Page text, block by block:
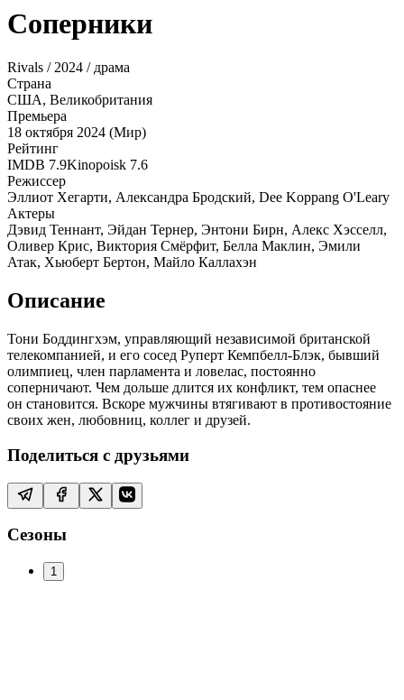
Соперники
Rivals / 2024 / драма
Страна
США, Великобритания
Премьера
18 октября 2024 (Мир)
Рейтинг
IMDB 7.9Kinopoisk 7.6
Режиссер
Эллиот Хегарти, Александра Бродский, Dee Koppang O'Leary
Актеры
Дэвид Теннант, Эйдан Тернер, Энтони Бирн, Алекс Хэсселл,
Оливер Крис, Виктория Смёрфит, Белла Маклин, Эмили
Атак, Хьюберт Бертон, Майло Каллахэн
Описание
Тони Боддингхэм, управляющий независимой британской
телекомпанией, и его сосед Руперт Кемпбелл-Блэк, бывший
олимпиец, член парламента и ловелас, постоянно
соперничают. Чем дольше длится их конфликт, тем опаснее
он становится. Вскоре мужчины втягивают в противостояние
своих жен, любовниц, коллег и друзей.
Поделиться с друзьями
Сезоны
1